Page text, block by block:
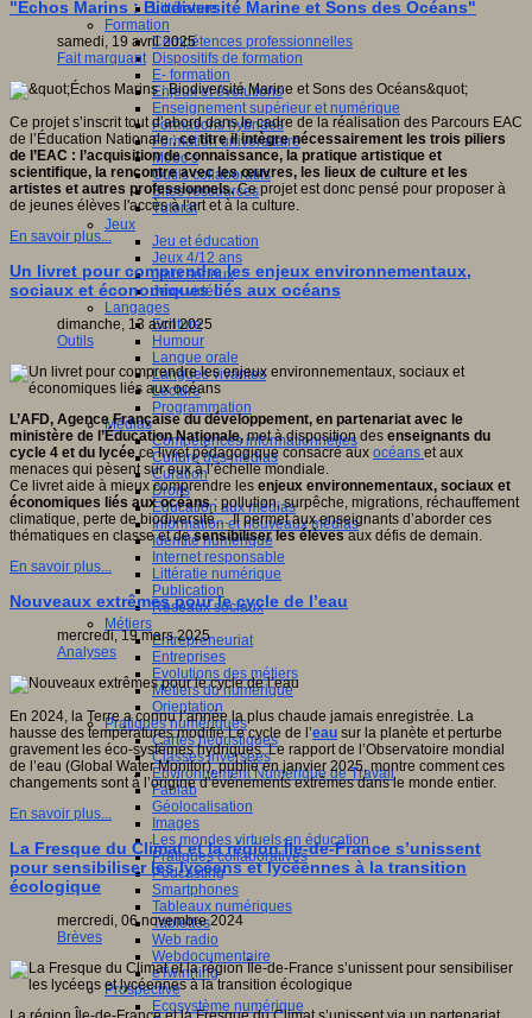
Littérature
Formation
Compétences professionnelles
Dispositifs de formation
E- formation
Enjeux et évolutions
Enseignement supérieur et numérique
Formations hybrides
Formation universitaire
Mooc’s
Outils collaboratifs
Sites ressources
Tutorat
Jeux
Jeu et éducation
Jeux 4/12 ans
Jeux sérieux
Jeux vidéo
Langages
Ecriture
Humour
Langue orale
Langues vivantes
Lecture
Programmation
Médias
Compétences informationnelles
Culture des médias
Curation
Droits
Education aux médias
Information et nouveaux médias
Identité numérique
Internet responsable
Littératie numérique
Publication
Réseaux sociaux
Métiers
Entrepreneuriat
Entreprises
Evolutions des métiers
Métiers du numérique
Orientation
Pratiques numériques
Cartes heuristiques
Classes inversées
Environnement Numérique de Travail
Fablab
Géolocalisation
Images
Les mondes virtuels en éducation
Pratiques collaboratives
Podcasting
Smartphones
Tableaux numériques
Tablettes
Web radio
Webdocumentaire
eTwinning
Prospective
Ecosystème numérique
"Échos Marins : Biodiversité Marine et Sons des Océans"
samedi, 19 avril 2025
Fait marquant
Ce projet s’inscrit tout d’abord dans le cadre de la réalisation des Parcours EAC
de l’Éducation Nationale ;ce titre il intègre nécessairement les trois piliers
de l’EAC : l’acquisition de connaissance, la pratique artistique et
scientifique, la rencontre avec les œuvres, les lieux de culture et les
artistes et autres professionnels.Ce projet est donc pensé pour proposer à
de jeunes élèves l'accès à l'art et à la culture.
En savoir plus...
Un livret pour comprendre les enjeux environnementaux,
sociaux et économiques liés aux océans
dimanche, 13 avril 2025
Outils
L’AFD, Agence Française du développement, en partenariat avec le
ministère de l’Éducation Nationale,met à disposition des enseignants du
cycle 4 et du lycéece livret pédagogique consacré aux océans et aux
menaces qui pèsent sur eux à l’échelle mondiale.
Ce livret aide à mieux comprendre les enjeux environnementaux, sociaux et
économiques liés aux océans: pollution, surpêche, migrations, réchauffement
climatique, perte de biodiversité… Il permet aux enseignants d’aborder ces
thématiques en classe et desensibiliser les élèvesaux défis de demain.
En savoir plus...
Nouveaux extrêmes pour le cycle de l’eau
mercredi, 19 mars 2025
Analyses
En 2024, la Terre a connu l’année la plus chaude jamais enregistrée. La
hausse des températures modifie Le cycle de l’eau sur la planète et perturbe
gravement les éco-systèmes hydriques. Le rapport de l’Observatoire mondial
de l’eau (Global Water Monitor), publié en janvier 2025, montre comment ces
changements sont à l’origine d’événements extrêmes dans le monde entier.
En savoir plus...
La Fresque du Climat et la région Île-de-France s’unissent
pour sensibiliser les lycéens et lycéennes à la transition
écologique
mercredi, 06 novembre 2024
Brèves